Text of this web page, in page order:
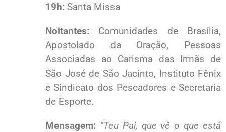
19h: Santa Missa
Noitantes: Comunidades de Brasília,
Apostolado da Oração, Pessoas
Associadas ao Carisma das Irmãs de
São José de São Jacinto, Instituto Fênix
e Sindicato dos Pescadores e Secretaria
de Esporte.
Mensagem: “Teu Pai, que vê o que está